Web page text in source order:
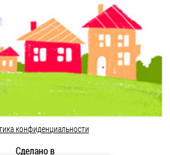
конфиденциальности
Сделано в